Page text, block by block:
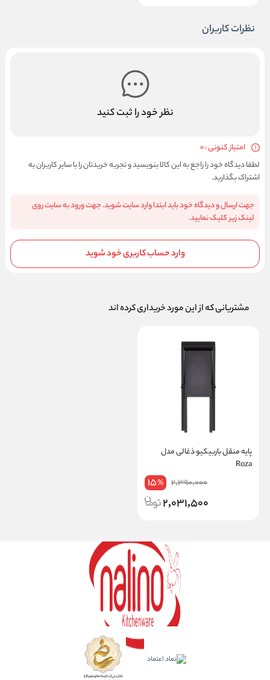
نظرات کاربران
نظر خود را ثبت کنید
امتیاز کنونی : 0
لطفا دیدگاه خود را راجع به این کالا بنویسید و تجربه خریدتان را با سایر کاربران به
اشتراک بگذارید.
جهت ارسال و دیدگاه خود باید ابتدا وارد سایت شوید. جهت ورود به سایت روی
لینک زیر کلیک نمایید.
وارد حساب کاربری خود شوید
مشتریانی که از این مورد خریداری کرده اند
پایه منقل باربیکیو ذغالی مدل
Roza
2,390,000
15%
2,031,500